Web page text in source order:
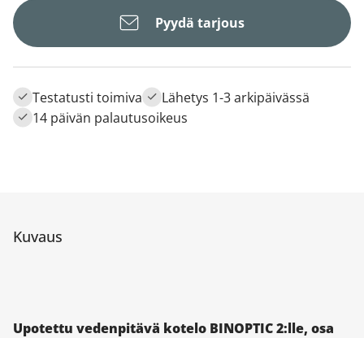
Pyydä tarjous
Testatusti toimiva
Lähetys 1-3 arkipäivässä
14 päivän palautusoikeus
Kuvaus
Upotettu vedenpitävä kotelo BINOPTIC 2:lle, osa